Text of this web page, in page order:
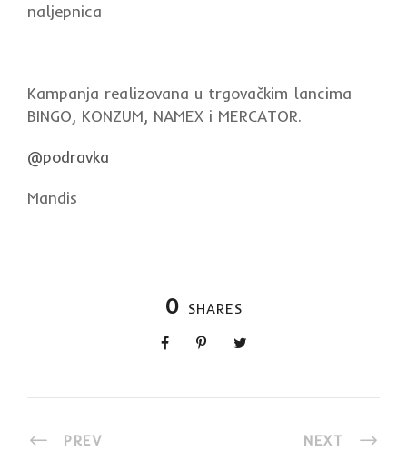
naljepnica
Kampanja realizovana u trgovačkim lancima
BINGO, KONZUM, NAMEX i MERCATOR.
@podravka
Mandis
0 SHARES
PREV NEXT